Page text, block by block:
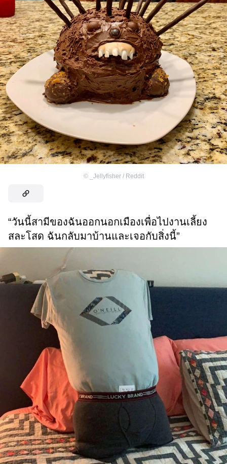
© _Jellyfisher / Reddit
“วันนี้สามีของฉันออกนอกเมืองเพื่อไปงานเลี้ยง
สละโสด ฉันกลับมาบ้านและเจอกับสิ่งนี้”